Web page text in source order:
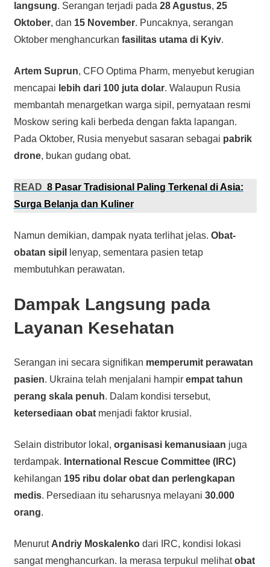
langsung. Serangan terjadi pada 28 Agustus, 25
Oktober, dan 15 November. Puncaknya, serangan
Oktober menghancurkan fasilitas utama di Kyiv.
Artem Suprun, CFO Optima Pharm, menyebut kerugian
mencapai lebih dari 100 juta dolar. Walaupun Rusia
membantah menargetkan warga sipil, pernyataan resmi
Moskow sering kali berbeda dengan fakta lapangan.
Pada Oktober, Rusia menyebut sasaran sebagai pabrik
drone, bukan gudang obat.
READ 8 Pasar Tradisional Paling Terkenal di Asia:
Surga Belanja dan Kuliner
Namun demikian, dampak nyata terlihat jelas. Obat-
obatan sipil
lenyap, sementara pasien tetap
membutuhkan perawatan.
Dampak Langsung pada
Layanan Kesehatan
Serangan ini secara signifikan memperumit perawatan
pasien. Ukraina telah menjalani hampir empat tahun
perang skala penuh. Dalam kondisi tersebut,
ketersediaan obatmenjadi faktor krusial.
Selain distributor lokal, organisasi kemanusiaan juga
terdampak. International Rescue Committee (IRC)
kehilangan 195 ribu dolar obat dan perlengkapan
medis. Persediaan itu seharusnya melayani 30.000
orang.
Menurut Andriy Moskalenkodari IRC, kondisi lokasi
sangat menghancurkan. Ia merasa terpukul melihatobat